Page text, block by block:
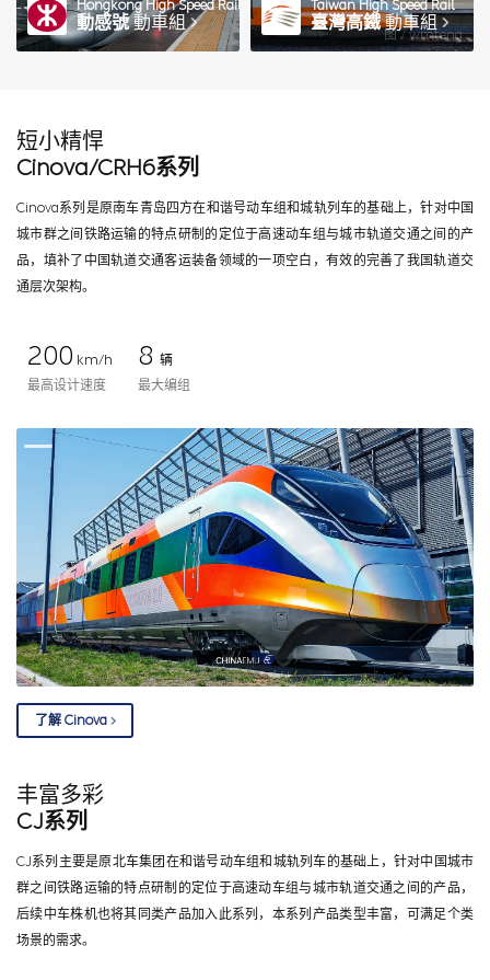
Hongkong High Speed Rail
動感號動車組
图 / wmteng
Taiwan High Speed Rail
臺灣高鐵動車組
短小精悍
Cinova/CRH6系列
Cinova系列是原南车青岛四方在和谐号动车组和城轨列车的基础上，针对中国
城市群之间铁路运输的特点研制的定位于高速动车组与城市轨道交通之间的产
品，填补了中国轨道交通客运装备领域的一项空白，有效的完善了我国轨道交
通层次架构。
200 km/h
最高设计速度
8 辆
最大编组
了解 Cinova
丰富多彩
CJ系列
CJ系列主要是原北车集团在和谐号动车组和城轨列车的基础上，针对中国城市
群之间铁路运输的特点研制的定位于高速动车组与城市轨道交通之间的产品，
后续中车株机也将其同类产品加入此系列，本系列产品类型丰富，可满足个类
场景的需求。